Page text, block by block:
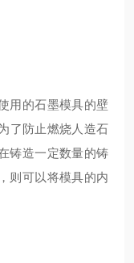
用的石墨模具的壁
了防止燃烧人造石
铸造一定数量的铸
则可以将模具的内